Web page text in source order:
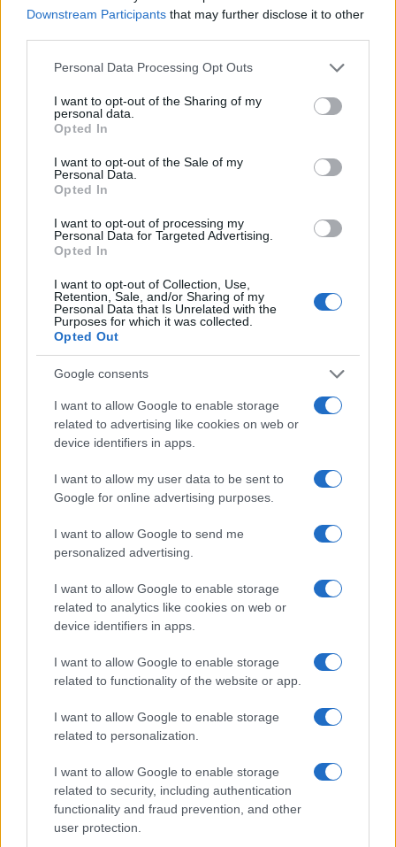
Downstream Participants that may further disclose it to other
Please note that this website/app uses one or more Google
not limited to your visit or usage behaviour. You may click to
grant or deny consent to Google and its third-party tags to
use your data for below specified purposes in below Google
consent section.
Personal Data Processing Opt Outs
I want to opt-out of the Sharing of my
personal data.
Opted In
I want to opt-out of the Sale of my
Personal Data.
Opted In
I want to opt-out of processing my
Personal Data for Targeted Advertising.
Opted In
I want to opt-out of Collection, Use,
Retention, Sale, and/or Sharing of my
Personal Data that Is Unrelated with the
Purposes for which it was collected.
Opted Out
Google consents
I want to allow Google to enable storage
related to advertising like cookies on web or
device identifiers in apps.
I want to allow my user data to be sent to
Google for online advertising purposes.
I want to allow Google to send me
personalized advertising.
I want to allow Google to enable storage
related to analytics like cookies on web or
device identifiers in apps.
I want to allow Google to enable storage
related to functionality of the website or app.
I want to allow Google to enable storage
related to personalization.
I want to allow Google to enable storage
related to security, including authentication
functionality and fraud prevention, and other
user protection.
Ključne besede: glasba
junior
mo slovenj gradec
orkester
Več iz kraja Slovenj Gradec
Kovinska ograja po meri: kako
izbrati material, polnilo in
Po šestih letih se na Gmajno
vrača Dežela škratov
Brezplačna osvežitev: Skočite v
bazen v Slovenj Gradcu in na
Ravnah
Več iz kategorije Glasba
Graška Gora obeležuje 50.
jubilejni festival narodno-
predstavlja poletno uspešnico